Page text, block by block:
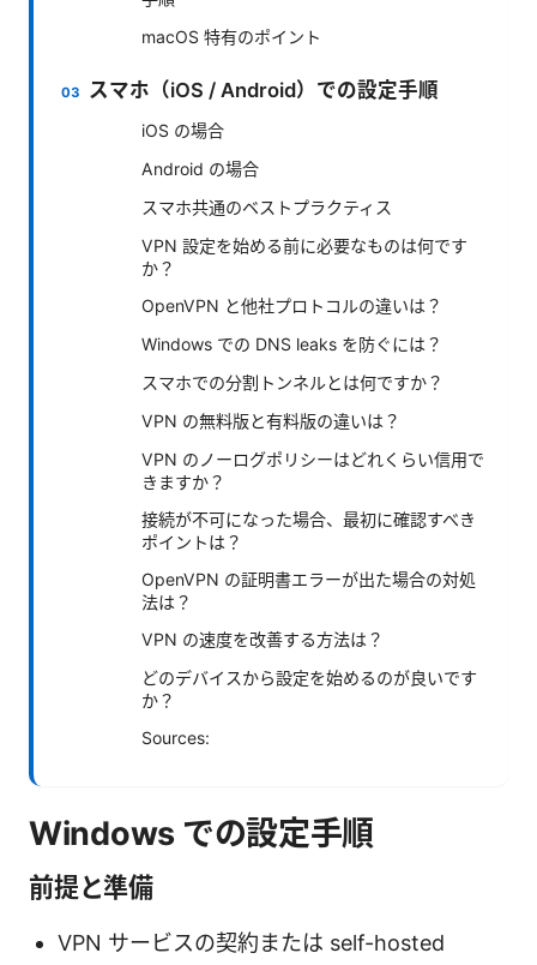
macOS 特有のポイント
スマホ（iOS / Android）での設定手順
iOS の場合
Android の場合
スマホ共通のベストプラクティス
VPN 設定を始める前に必要なものは何です
か？
OpenVPN と他社プロトコルの違いは？
Windows での DNS leaks を防ぐには？
スマホでの分割トンネルとは何ですか？
VPN の無料版と有料版の違いは？
VPN のノーログポリシーはどれくらい信用で
きますか？
接続が不可になった場合、最初に確認すべき
ポイントは？
OpenVPN の証明書エラーが出た場合の対処
法は？
VPN の速度を改善する方法は？
どのデバイスから設定を始めるのが良いです
か？
Sources:
Windows での設定手順
前提と準備
VPN サービスの契約または self-hosted